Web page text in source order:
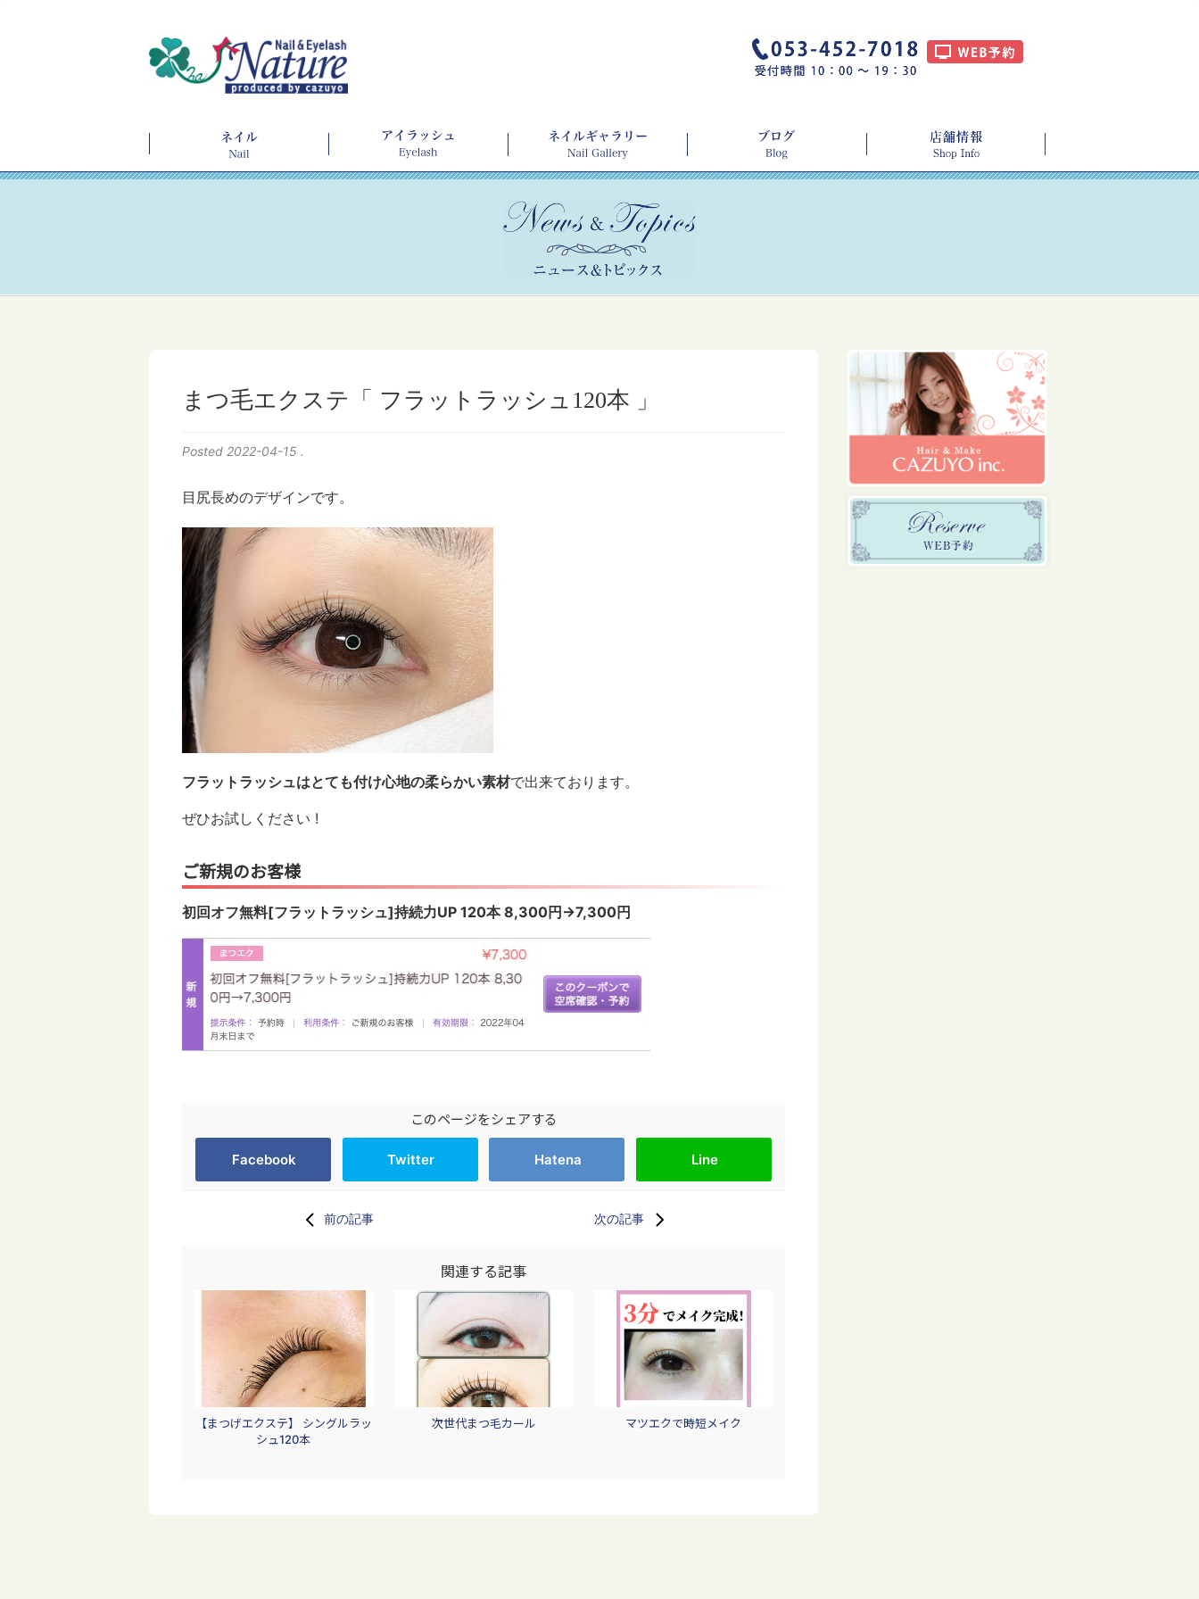
まつ毛エクステ「 フラットラッシュ120本 」
Posted 2022-04-15 .
目尻長めのデザインです。
フラットラッシュはとても付け心地の柔らかい素材で出来ております。
ぜひお試しください !
ご新規のお客様
初回オフ無料[フラットラッシュ]持続力UP 120本 8,300円→7,300円
このページをシェアする
Facebook Twitter Hatena Line
前の記事 次の記事
関連する記事
【まつげエクステ】 シングルラッ
シュ120本
次世代まつ毛カール マツエクで時短メイク